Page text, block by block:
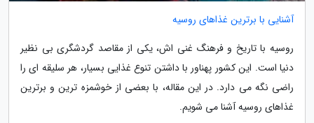
آشنایی با برترین غذاهای روسیه
روسیه با تاریخ و فرهنگ غنی اش، یکی از مقاصد گردشگری بی نظیر
دنیا است. این کشور پهناور با داشتن تنوع غذایی بسیار، هر سلیقه ای را
راضی نگه می دارد. در این مقاله، با بعضی از خوشمزه ترین و برترین
غذاهای روسیه آشنا می شویم.